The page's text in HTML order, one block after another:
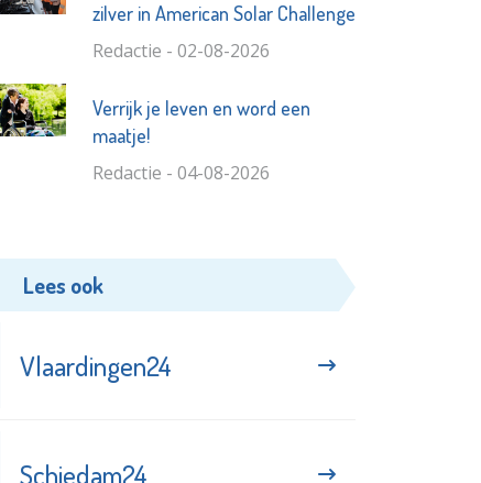
zilver in American Solar Challenge
Redactie - 02-08-2026
Verrijk je leven en word een
maatje!
Redactie - 04-08-2026
Lees ook
Vlaardingen24
Schiedam24